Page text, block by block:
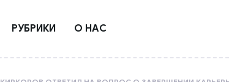
РУБРИКИ О НАС